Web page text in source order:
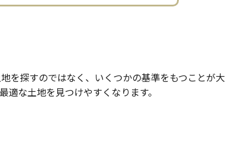
を探すのではなく、いくつかの基準をもつことが大
な土地を見つけやすくなります。